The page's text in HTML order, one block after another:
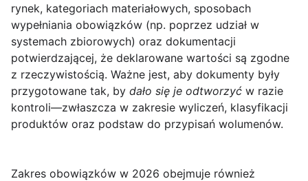
rynek, kategoriach materiałowych, sposobach
wypełniania obowiązków (np. poprzez udział w
systemach zbiorowych) oraz dokumentacji
potwierdzającej, że deklarowane wartości są zgodne
z rzeczywistością. Ważne jest, aby dokumenty były
przygotowane tak, by dało się je odtworzyć w razie
kontroli—zwłaszcza w zakresie wyliczeń, klasyfikacji
produktów oraz podstaw do przypisań wolumenów.
Zakres obowiązków w 2026 obejmuje również